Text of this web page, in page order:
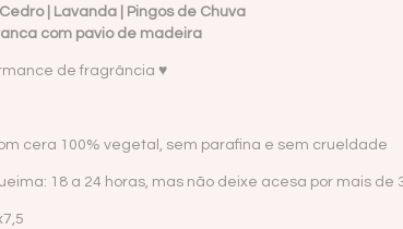
| Lavanda | Pingos de Chuva
com pavio de madeira
de fragrância ♥
cera 100% vegetal, sem parafina e sem crueldade
18 a 24 horas, mas não deixe acesa por mais de